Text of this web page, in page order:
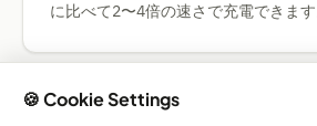
に比べて2〜4倍の速さで充電できます
🍪 Cookie Settings